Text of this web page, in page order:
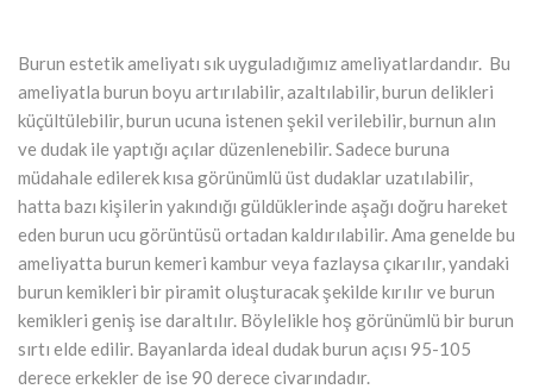
Burun estetik ameliyatı sık uyguladığımız ameliyatlardandır. Bu
ameliyatla burun boyu artırılabilir, azaltılabilir, burun delikleri
küçültülebilir, burun ucuna istenen şekil verilebilir, burnun alın
ve dudak ile yaptığı açılar düzenlenebilir. Sadece buruna
müdahale edilerek kısa görünümlü üst dudaklar uzatılabilir,
hatta bazı kişilerin yakındığı güldüklerinde aşağı doğru hareket
eden burun ucu görüntüsü ortadan kaldırılabilir. Ama genelde bu
ameliyatta burun kemeri kambur veya fazlaysa çıkarılır, yandaki
burun kemikleri bir piramit oluşturacak şekilde kırılır ve burun
kemikleri geniş ise daraltılır. Böylelikle hoş görünümlü bir burun
sırtı elde edilir. Bayanlarda ideal dudak burun açısı 95-105
derece erkekler de ise 90 derece civarındadır.